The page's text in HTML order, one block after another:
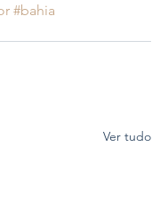
#bahia
Ver tudo